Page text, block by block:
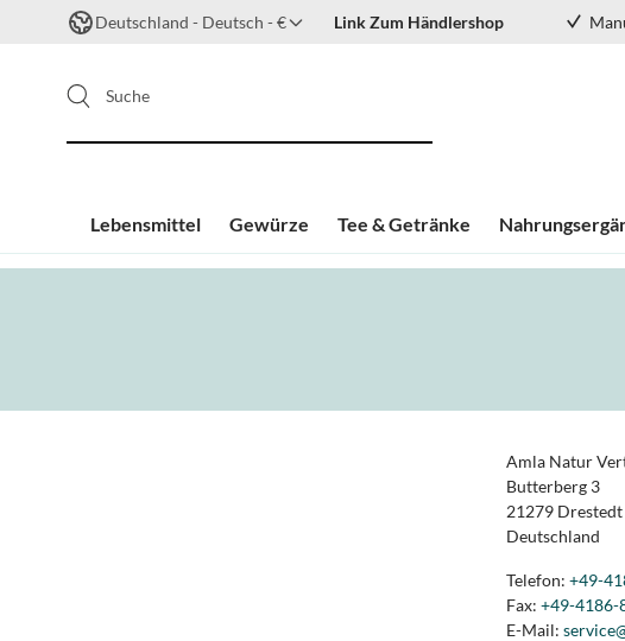
Deutschland - Deutsch - € Link Zum Händlershop
Lebensmittel Gewürze Tee & Getränke
Suche
Zum Inhalt springen
Amla Natur
Butterberg 3
21279 Drestedt
Deutschland
Telefon: +49-
Fax: +49-4186-
E-Mail: